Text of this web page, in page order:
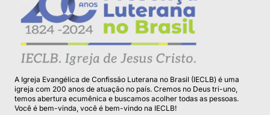
A Igreja Evangélica de Confissão Luterana no Brasil (IECLB) é uma
igreja com 200 anos de atuação no país. Cremos no Deus tri-uno,
temos abertura ecumênica e buscamos acolher todas as pessoas.
Você é bem-vinda, você é bem-vindo na IECLB!